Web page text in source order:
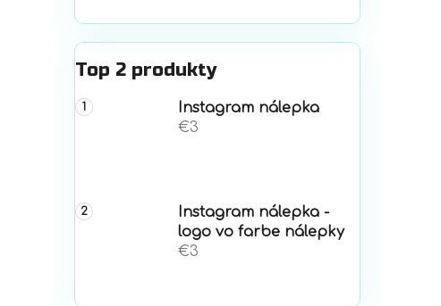
Top 2 produkty
Instagram nálepka
€3
Instagram nálepka -
logo vo farbe nálepky
€3